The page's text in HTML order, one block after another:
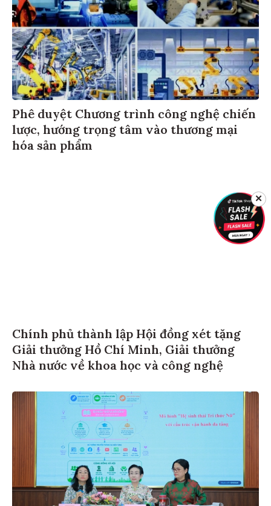
Phê duyệt Chương trình công nghệ chiến
lược, hướng trọng tâm vào thương mại
hóa sản phẩm
Chính phủ thành lập Hội đồng xét tặng
Giải thưởng Hồ Chí Minh, Giải thưởng
Nhà nước về khoa học và công nghệ
✕